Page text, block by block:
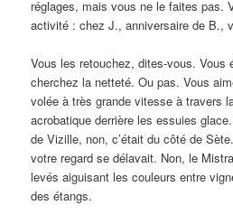
réglages, mais vous ne le faites pas.
activité : chez J., anniversaire de B.,
Vous les retouchez, dites-vous. Vous
cherchez la netteté. Ou pas. Vous
volée à très grande vitesse à travers
acrobatique derrière les essuies
de Vizille, non, c’était du côté de
votre regard se délavait. Non, le
levés aiguisant les couleurs entre
des étangs.